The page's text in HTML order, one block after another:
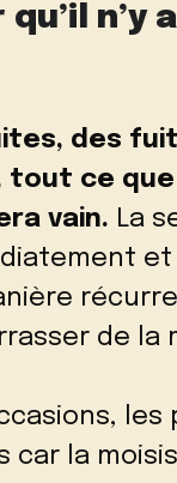
des
tout ce
vain. La
de la
car la